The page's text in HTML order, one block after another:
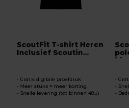
ScoutFit T-shirt Heren
Inclusief Scoutin...
Gratis digitale proefdruk
Meer stuks = meer korting
Snelle levering (tot binnen 48u)